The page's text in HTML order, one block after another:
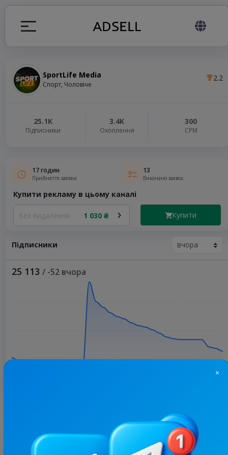
SportLife Media
Спорт, Чоловіче
2.2
25.1K
Підписники
3.4K
Охоплення
300
СРМ
17 годин
Прийняття заявки
13
Виконано заявок
Купити рекламу в цьому каналі
Без видалення 1 030 ₴ Купити
Підписники
25 113 / -52 вчора
×